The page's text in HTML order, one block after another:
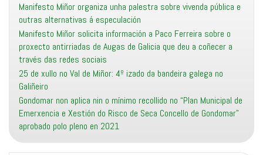
Manifesto Miñor organiza unha palestra sobre vivenda pública e
outras alternativas á especulación
Manifesto Miñor solicita información a Paco Ferreira sobre o
proxecto antirriadas de Augas de Galicia que deu a coñecer a
través das redes sociais
25 de xullo no Val de Miñor: 4º izado da bandeira galega no
Galiñeiro
Gondomar non aplica nin o mínimo recollido no “Plan Municipal de
Emerxencia e Xestión do Risco de Seca Concello de Gondomar”
aprobado polo pleno en 2021